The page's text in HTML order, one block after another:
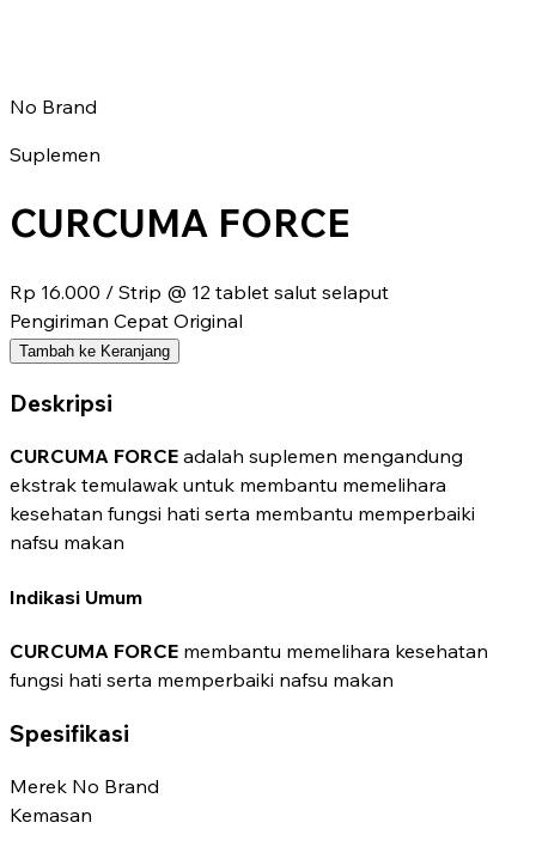
No Brand
Suplemen
CURCUMA FORCE
Rp 16.000 / Strip @ 12 tablet salut selaput
Pengiriman Cepat Original
Tambah ke Keranjang
Deskripsi
CURCUMA FORCE adalah suplemen mengandung
ekstrak temulawak untuk membantu memelihara
kesehatan fungsi hati serta membantu memperbaiki
nafsu makan
Indikasi Umum
CURCUMA FORCE membantu memelihara kesehatan
fungsi hati serta memperbaiki nafsu makan
Spesifikasi
Merek No Brand
Kemasan